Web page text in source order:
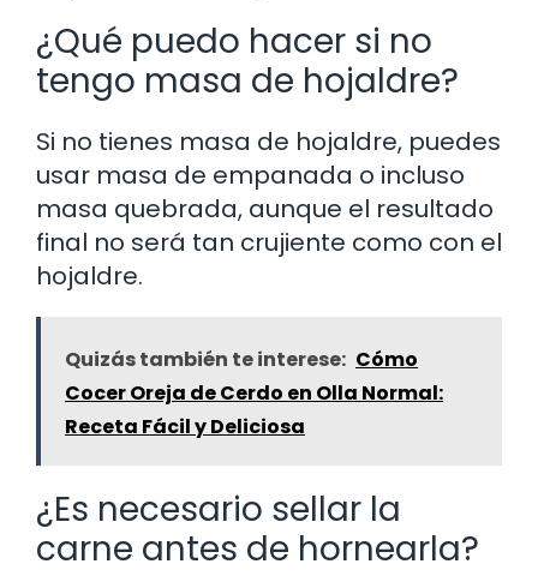
¿Qué puedo hacer si no
tengo masa de hojaldre?
Si no tienes masa de hojaldre, puedes
usar masa de empanada o incluso
masa quebrada, aunque el resultado
final no será tan crujiente como con el
hojaldre.
Quizás también te interese: Cómo
Cocer Oreja de Cerdo en Olla Normal:
Receta Fácil y Deliciosa
¿Es necesario sellar la
carne antes de hornearla?